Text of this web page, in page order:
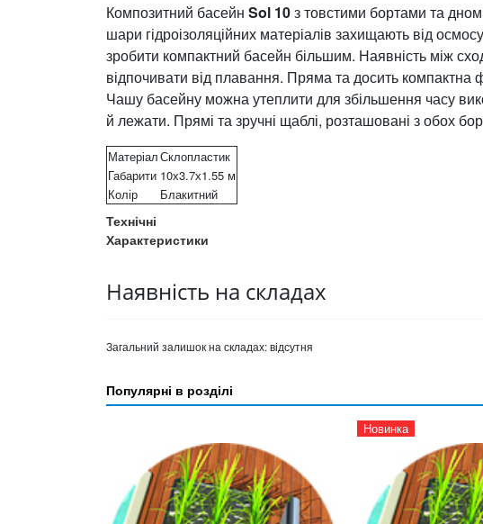
Композитний басейн Sol 10з товстими бортами та
шари гідроізоляційних матеріалів захищають від
зробити компактний басейн більшим. Наявність між
відпочивати від плавання. Пряма та досить
Чашу басейну можна утеплити для збільшення часу
й лежати. Прямі та зручні щаблі, розташовані з обох
Технічні
Характеристики
МатеріалСклопластик
Габарити 10х3.7х1.55 м
Колір
Блакитний
Наявність на складах
Загальний залишок на складах:відсутня
Популярні в розділі
Новинка